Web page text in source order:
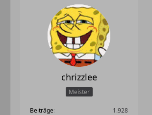
chrizzlee
Meister
Beiträge 1.928